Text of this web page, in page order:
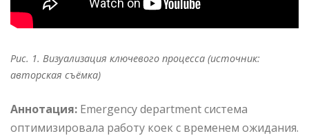
Рис. 1. Визуализация ключевого процесса (источник:
авторская съёмка)
Аннотация: Emergency department система
оптимизировала работу коек с временем ожидания.